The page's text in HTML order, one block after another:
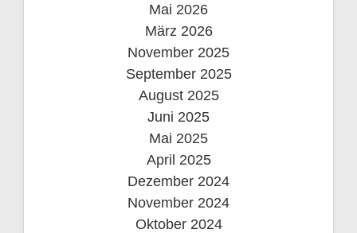
Mai 2026
März 2026
November 2025
September 2025
August 2025
Juni 2025
Mai 2025
April 2025
Dezember 2024
November 2024
Oktober 2024